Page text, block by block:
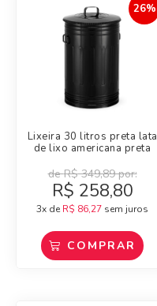
26%
Lixeira 30 litros preta lata
de lixo americana preta
deR$349,89por:
R$ 258,80
3x de R$ 86,27 sem juros
COMPRAR